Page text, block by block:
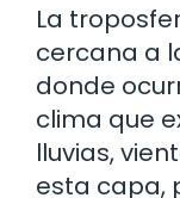
La
cercana a
donde
clima que
lluvias,
esta capa,